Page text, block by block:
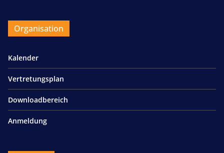
Organisation
Kalender
Vertretungsplan
Downloadbereich
Anmeldung